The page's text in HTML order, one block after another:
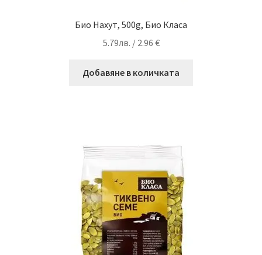
Био Нахут, 500g, Био Класа
5.79лв. / 2.96 €
Добавяне в количката